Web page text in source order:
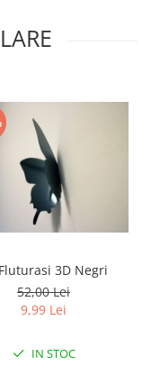
3D Negri
52,00 Lei
9,99 Lei
IN STOC